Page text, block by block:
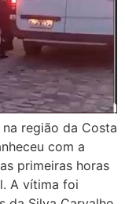
região da Costa
com a
primeiras horas
A vítima foi